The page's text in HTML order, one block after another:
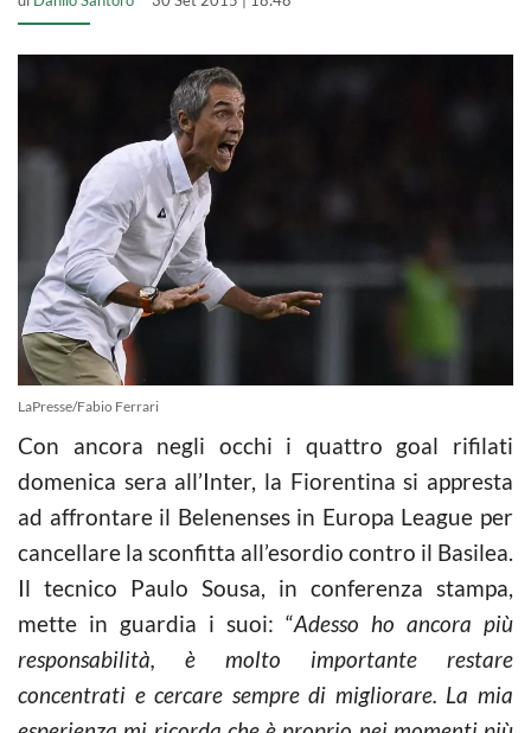
LaPresse/Fabio Ferrari
Con ancora negli occhi i quattro goal rifilati
domenica sera all’Inter, la Fiorentina si appresta
ad affrontare il Belenenses in Europa League per
cancellare la sconfitta all’esordio contro il Basilea.
Il tecnico Paulo Sousa, in conferenza stampa,
mette in guardia i suoi: “Adesso ho ancora più
responsabilità, è molto importante restare
concentrati e cercare sempre di migliorare. La mia